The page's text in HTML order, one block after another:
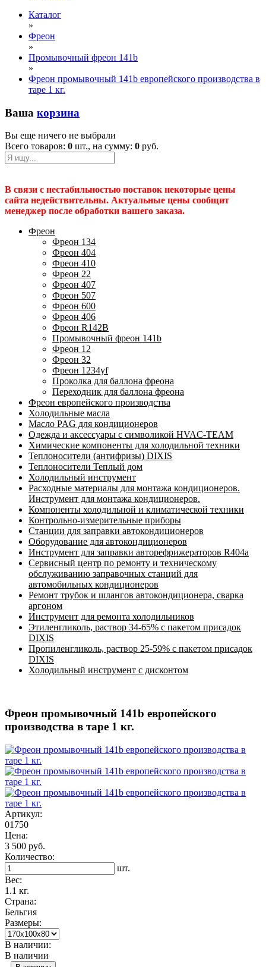
Каталог
»
Фреон
»
Промывочный фреон 141b
»
Фреон промывочный 141b европейского производства в
таре 1 кг.
Ваша корзина
Вы еще ничего не выбрали
Всего товаров: 0 шт., на сумму: 0 руб.
В связи с нестабильностью поставок некоторые цены
сайта недействительны. Актуальные цены сообщит
менеджер после обработки вашего заказа.
Фреон
Фреон 134
Фреон 404
Фреон 410
Фреон 22
Фреон 407
Фреон 507
Фреон 600
Фреон 406
Фреон R142B
Промывочный фреон 141b
Фреон 12
Фреон 32
Фреон 1234yf
Проколка для баллона фреона
Переходник для баллона фреона
Фреон европейского производства
Холодильные масла
Масло PAG для кондиционеров
Одежда и аксессуары с символикой HVAC-TEAM
Химические компоненты для холодильной техники
Теплоносители (антифризы) DIXIS
Теплоносители Теплый дом
Холодильный инструмент
Расходные материалы для монтажа кондиционеров.
Инструмент для монтажа кондиционеров.
Компоненты холодильной и климатической техники
Контрольно-измерительные приборы
Станции для заправки автокондиционеров
Оборудование для автокондиционеров
Инструмент для заправки авторефрижераторов R404a
Сервисный центр по ремонту и техническому
обслуживанию заправочных станций для
автомобильных кондиционеров
Ремонт трубок и шлангов автокондиционера, сварка
аргоном
Инструмент для ремонта холодильников
Этиленгликоль, раствор 34-65% с пакетом присадок
DIXIS
Пропиленгликоль, раствор 25-59% с пакетом присадок
DIXIS
Холодильный инструмент с дисконтом
Фреон промывочный 141b европейского
производства в таре 1 кг.
Артикул:
01750
Цена:
3 500 руб.
Количество:
шт.
Вес:
1.1 кг.
Страна:
Бельгия
Размеры:
В наличии:
В наличии